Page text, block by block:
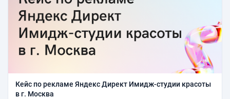
Кейс по рекламе Яндекс Директ Имидж-студии красоты
в г. Москва